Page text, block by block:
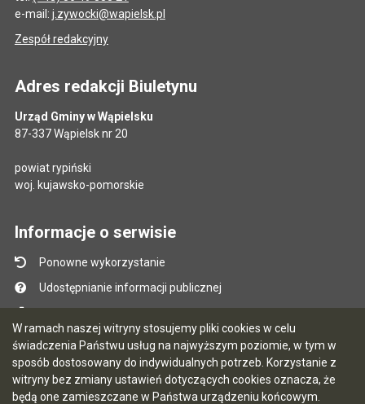
W ramach naszej witryny stosujemy pliki cookies w celu
świadczenia Państwu usług na najwyższym poziomie, w tym w
sposób dostosowany do indywidualnych potrzeb. Korzystanie z
witryny bez zmiany ustawień dotyczących cookies oznacza, że
będą one zamieszczane w Państwa urządzeniu końcowym.
e-mail: j.zywocki@wapielsk.pl
Zespół redakcyjny
Adres redakcji Biuletynu
Urząd Gminy w Wąpielsku
87-337 Wąpielsk nr 20
powiat rypiński
woj. kujawsko-pomorskie
Informacje o serwisie
Ponowne wykorzystanie
Udostępnianie informacji publicznej
Mapa serwisu
Instrukcja obsługi
Statystyki oglądalności
Ostatnio dodane